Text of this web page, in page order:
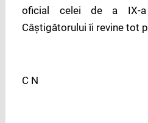
oficial celei de a IX-a
Câştigătorului îi revine tot
C N